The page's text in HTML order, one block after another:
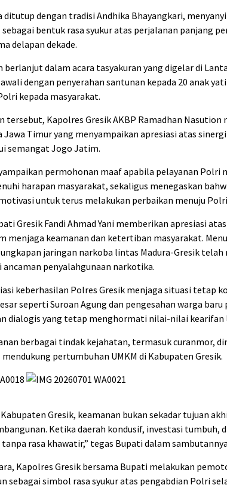
ditutup dengan tradisi Andhika Bhayangkari,
bentuk rasa syukur atas perjalanan panjang
delapan dekade.
berlanjut dalam acara tasyakuran yang digelar di
dengan penyerahan santunan kepada 20 anak
kepada masyarakat.
tersebut, Kapolres Gresik AKBP Ramadhan Nasution
Timur yang menyampaikan apresiasi atas
semangat Jogo Jatim.
permohonan maaf apabila pelayanan Polri
harapan masyarakat, sekaligus menegaskan
untuk terus melakukan perbaikan menuju
Gresik Fandi Ahmad Yani memberikan apresiasi
menjaga keamanan dan ketertiban masyarakat.
jaringan narkoba lintas Madura-Gresik
ancaman penyalahgunaan narkotika.
keberhasilan Polres Gresik menjaga situasi tetap
seperti Suroan Agung dan pengesahan warga
dialogis yang tetap menghormati nilai-nilai kearifan
berbagai tindak kejahatan, termasuk curanmor,
pertumbuhan UMKM di Kabupaten Gresik.
Gresik, keamanan bukan sekadar tujuan
Ketika daerah kondusif, investasi tumbuh,
rasa khawatir,” tegas Bupati dalam
Kapolres Gresik bersama Bupati melakukan
sebagai simbol rasa syukur atas pengabdian Polri